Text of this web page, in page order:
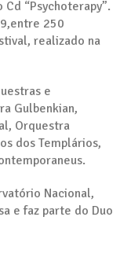
“Psychoterapy”.
250
realizado na
e
Gulbenkian,
Orquestra
dos Templários,
Nacional,
e faz parte do Duo